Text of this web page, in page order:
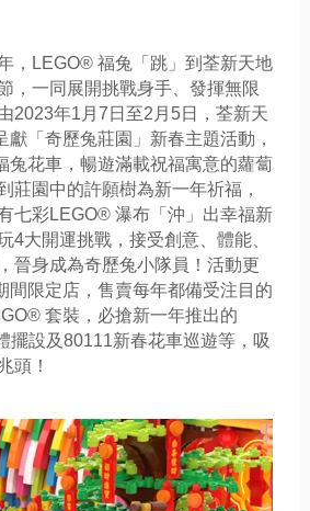
，LEGO® 福兔「跳」到荃新天地
，一同展開挑戰身手、發揮無限
2023年1月7日至2月5日，荃新天
「奇歷兔莊園」新春主題活動，
兔花車，暢遊滿載祝福寓意的蘿蔔
莊園中的許願樹為新一年祈福，
七彩LEGO® 瀑布「沖」出幸福新
4大開運挑戰，接受創意、體能、
晉身成為奇歷兔小隊員！活動更
間限定店，售賣每年都備受注目的
套裝， 必搶新一年推出的
擺設及80111新春花車巡遊等，吸
頭！